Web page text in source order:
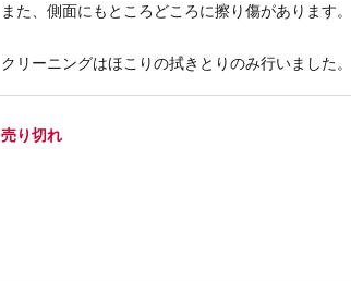
また、側面にもところどころに擦り傷があります。
クリーニングはほこりの拭きとりのみ行いました
売り切れ